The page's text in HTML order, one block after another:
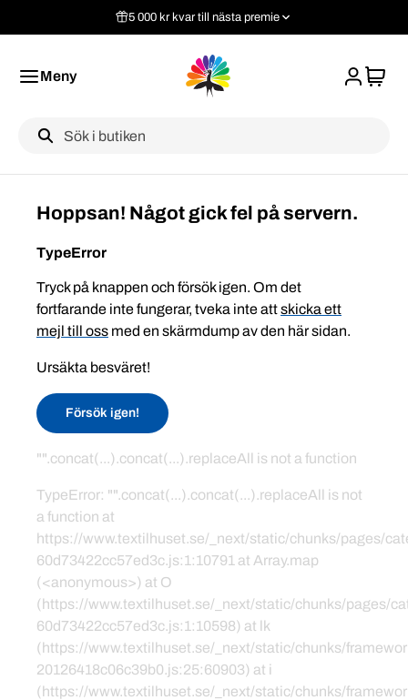
5 000 kr kvar till nästa premie
Meny
Label
Hoppsan! Något gick fel på servern.
TypeError
Tryck på knappen och försök igen. Om det
fortfarande inte fungerar, tveka inte attskicka ett
mejl till oss med en skärmdump av den här sidan.
Ursäkta besväret!
Försök igen!
"".concat(...).concat(...).replaceAll is not a function
TypeError: "".concat(...).concat(...).replaceAll is not
a function at
https://www.textilhuset.se/_next/static/chunks/pages/
60d73422cc57ed3c.js:1:10791 at Array.map
(<anonymous>) at O
(https://www.textilhuset.se/_next/static/chunks/pages/
60d73422cc57ed3c.js:1:10598) at lk
(https://www.textilhuset.se/_next/static/chunks/
20126418c06c39b0.js:25:60903) at i
(https://www.textilhuset.se/_next/static/chunks/